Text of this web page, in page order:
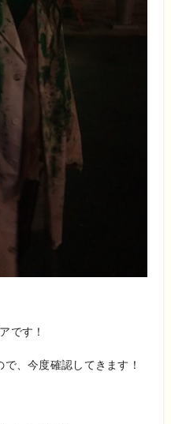
です！
、今度確認してきます！